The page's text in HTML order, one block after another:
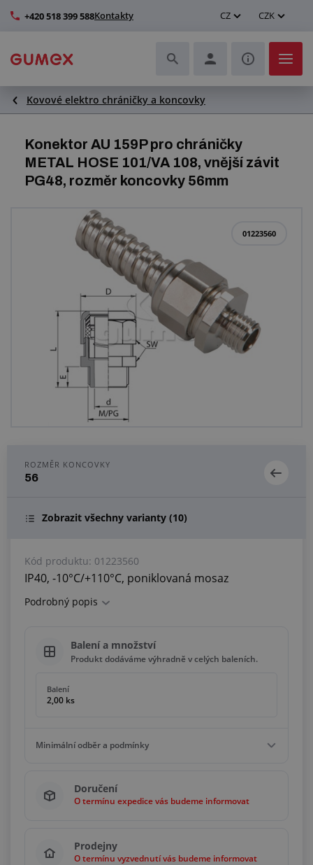
+420 518 399 588Kontakty CZ CZK
Hadice a jejich kompletace
Profily a výroba těsnění
Technické plasty
Dopravníkové pásy a montáž
Zlepšení pracovního prostředí
Další pryžové a plastové výrobky
Centrum poptávek
Kovové elektro chráničky a koncovky
Konektor AU 159P pro chráničky
METAL HOSE 101/VA 108, vnější závit
PG48, rozměr koncovky 56mm
01223560
ROZMĚR KONCOVKY
56
Zobrazit všechny varianty (10)
Kód produktu: 01223560
IP40, -10°C/+110°C, poniklovaná mosaz
Podrobný popis
Balení a množství
Produkt dodáváme výhradně v celých baleních.
Balení
2,00 ks
Minimální odběr a podmínky
2,00 ks
Násobky 2,00 ks
Doručení
O termínu expedice vás budeme informovat
Prodejny
O termínu vyzvednutí vás budeme informovat